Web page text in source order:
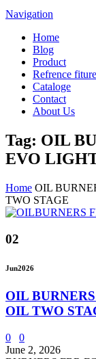
Navigation
Home
Blog
Product
Refrence fiture
Cataloge
Contact
About Us
Tag: OIL
EVO
Home OIL
TWO STAGE
02
Jun2026
OIL
OIL TWO
0
0
June 2, 2026